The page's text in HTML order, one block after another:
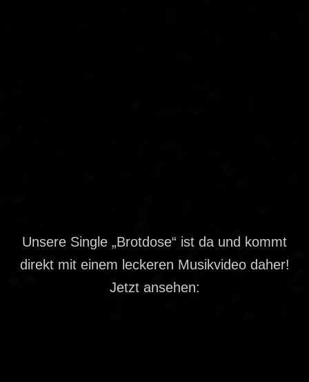
Unsere Single „Brotdose“ ist da und kommt
direkt mit einem leckeren Musikvideo daher!
Jetzt ansehen: